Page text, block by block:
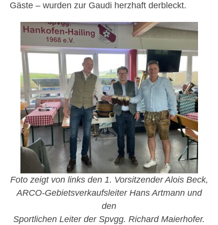
Gäste – wurden zur Gaudi herzhaft derbleckt.
Foto zeigt von links den 1. Vorsitzender Alois Beck,
ARCO-Gebietsverkaufsleiter Hans Artmann und
den
Sportlichen Leiter der Spvgg. Richard Maierhofer.